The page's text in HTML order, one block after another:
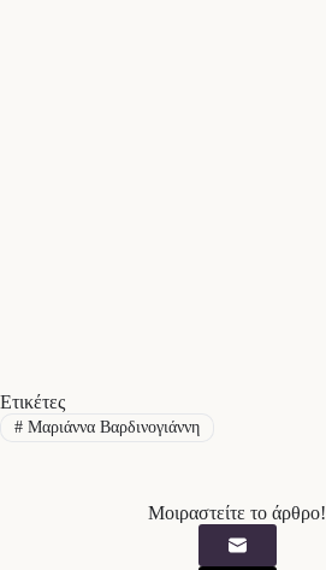
Ετικέτες
#Μαριάννα Βαρδινογιάννη
Μοιραστείτε το άρθρο!